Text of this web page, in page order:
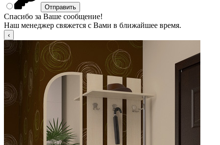
Спасибо за Ваше сообщение!
Наш менеджер свяжется с Вами в ближайшее время.